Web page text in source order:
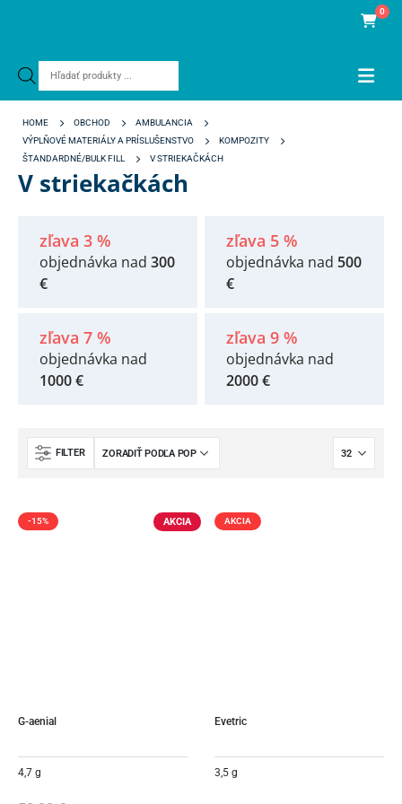
Products
0
HOME OBCHOD
AMBULANCIA
VÝPLŇOVÉ MATERIÁLY A PRÍSLUŠENSTVO
KOMPOZITY
ŠTANDARDNÉ/BULK FILL
V STRIEKAČKÁCH
V striekačkách
zľava 3 %
objednávka nad 300
€
zľava 5 %
objednávka nad 500
€
zľava 7 %
objednávka nad
1000 €
zľava 9 %
objednávka nad
2000 €
FILTER
AKCIA
-15%
G-aenial
4,7 g
AKCIA
Evetric
3,5 g